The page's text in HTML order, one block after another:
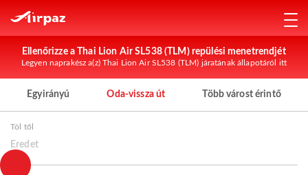
Ellenőrizze a Thai Lion Air SL538 (TLM) repülési menetrendjét
Legyen naprakész a(z) Thai Lion Air SL538 (TLM) járatának állapotáról itt
Egyirányú Oda-vissza út Több várost érintő
Tól től
Eredet